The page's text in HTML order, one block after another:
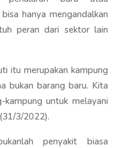
hanya mengandalkan
peran dari sektor lain
itu merupakan kampung
bukan barang baru. Kita
untuk melayani
3/2022).
penyakit biasa